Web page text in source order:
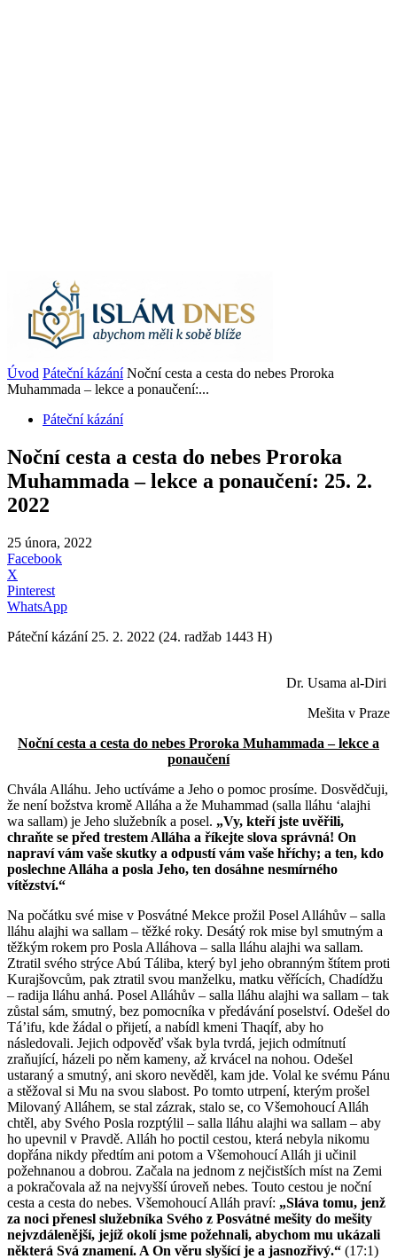
Úvod Páteční kázání Noční cesta a cesta do nebes Proroka
Muhammada – lekce a ponaučení:...
Páteční kázání
Noční cesta a cesta do nebes Proroka
Muhammada – lekce a ponaučení: 25. 2.
2022
25 února, 2022
Facebook
X
Pinterest
WhatsApp
Páteční kázání 25. 2. 2022 (24. radžab 1443 H)
Dr. Usama al-Diri
Mešita v Praze
Noční cesta a cesta do nebes Proroka Muhammada – lekce a
ponaučení
Chvála Alláhu. Jeho uctíváme a Jeho o pomoc prosíme. Dosvědčuji,
že není božstva kromě Alláha a že Muhammad (salla lláhu ʻalajhi
wa sallam) je Jeho služebník a posel. „Vy, kteří jste uvěřili,
chraňte se před trestem Alláha a říkejte slova správná! On
napraví vám vaše skutky a odpustí vám vaše hříchy; a ten, kdo
poslechne Alláha a posla Jeho, ten dosáhne nesmírného
vítězství.“
Na počátku své mise v Posvátné Mekce prožil Posel Alláhův – salla
lláhu alajhi wa sallam – těžké roky. Desátý rok mise byl smutným a
těžkým rokem pro Posla Alláhova – salla lláhu alajhi wa sallam.
Ztratil svého strýce Abú Táliba, který byl jeho obranným štítem proti
Kurajšovcům, pak ztratil svou manželku, matku věřících, Chadídžu
– radija lláhu anhá. Posel Alláhův – salla lláhu alajhi wa sallam – tak
zůstal sám, smutný, bez pomocníka v předávání poselství. Odešel do
Tá’ifu, kde žádal o přijetí, a nabídl kmeni Thaqíf, aby ho
následovali. Jejich odpověď však byla tvrdá, jejich odmítnutí
zraňující, házeli po něm kameny, až krvácel na nohou. Odešel
ustaraný a smutný, ani skoro nevěděl, kam jde. Volal ke svému Pánu
a stěžoval si Mu na svou slabost. Po tomto utrpení, kterým prošel
Milovaný Alláhem, se stal zázrak, stalo se, co Všemohoucí Alláh
chtěl, aby Svého Posla rozptýlil – salla lláhu alajhi wa sallam – aby
ho upevnil v Pravdě. Alláh ho poctil cestou, která nebyla nikomu
dopřána nikdy předtím ani potom a Všemohoucí Alláh ji učinil
požehnanou a dobrou. Začala na jednom z nejčistších míst na Zemi
a pokračovala až na nejvyšší úroveň nebes. Touto cestou je noční
cesta a cesta do nebes. Všemohoucí Alláh praví: „Sláva tomu, jenž
za noci přenesl služebníka Svého z Posvátné mešity do mešity
nejvzdálenější, jejíž okolí jsme požehnali, abychom mu ukázali
některá Svá znamení. A On věru slyšící je a jasnozřivý.“ (17:1)